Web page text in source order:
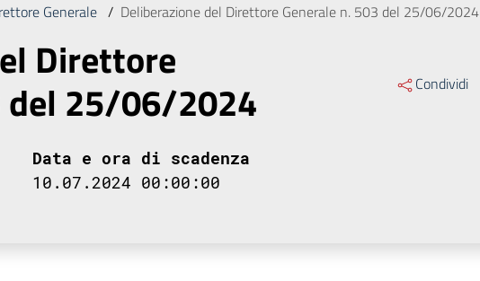
Generale / Deliberazione del Direttore Generale n. 503 del 25/06/2024
Direttore
del 25/06/2024 Condividi
Data e ora di scadenza
10.07.2024 00:00:00